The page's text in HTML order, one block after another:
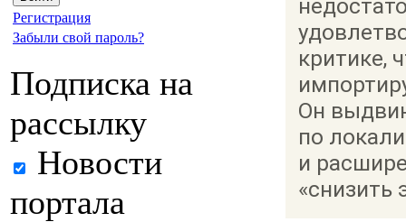
Регистрация
Забыли свой пароль?
Подписка на
рассылку
Новости
портала
критике,
Он
по
и
«снизить